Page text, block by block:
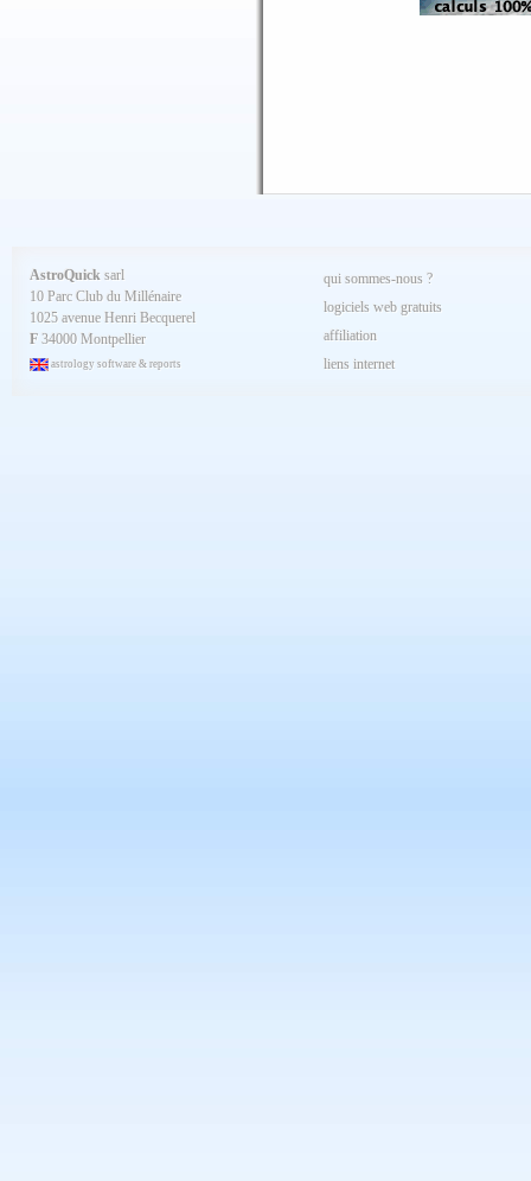
AstroQuick sarl
10 Parc Club du Millénaire
1025 avenue Henri Becquerel
F 34000 Montpellier
astrology software & reports
qui sommes-nous ?
logiciels web gratuits
affiliation
liens internet